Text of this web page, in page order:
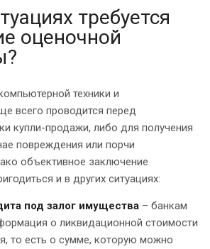
требуется
оценочной
техники и
всего проводится перед
купли-продажи, либо для получения
повреждения или порчи
объективное заключение
и в других ситуациях:
под залог имущества – банкам
о ликвидационной стоимости
то есть о сумме, которую можно